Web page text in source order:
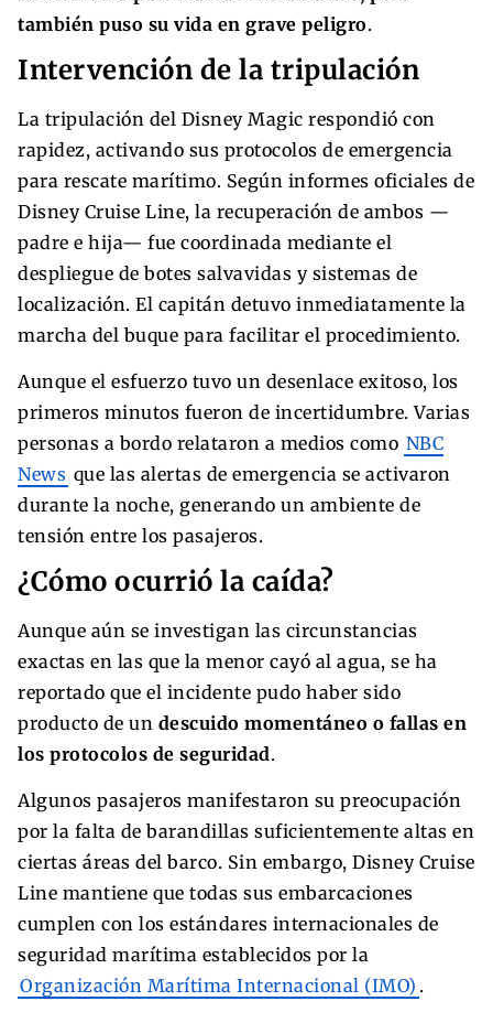
también puso su vida en grave peligro.
Intervención de la tripulación
La tripulación del Disney Magic respondió con
rapidez, activando sus protocolos de emergencia
para rescate marítimo. Según informes oficiales de
Disney Cruise Line, la recuperación de ambos —
padre e hija— fue coordinada mediante el
despliegue de botes salvavidas y sistemas de
localización. El capitán detuvo inmediatamente la
marcha del buque para facilitar el procedimiento.
Aunque el esfuerzo tuvo un desenlace exitoso, los
primeros minutos fueron de incertidumbre. Varias
personas a bordo relataron a medios como NBC
News que las alertas de emergencia se activaron
durante la noche, generando un ambiente de
tensión entre los pasajeros.
¿Cómo ocurrió la caída?
Aunque aún se investigan las circunstancias
exactas en las que la menor cayó al agua, se ha
reportado que el incidente pudo haber sido
producto de un descuido momentáneo o fallas en
los protocolos de seguridad.
Algunos pasajeros manifestaron su preocupación
por la falta de barandillas suficientemente altas en
ciertas áreas del barco. Sin embargo, Disney Cruise
Line mantiene que todas sus embarcaciones
cumplen con los estándares internacionales de
seguridad marítima establecidos por la
Organización Marítima Internacional (IMO) .